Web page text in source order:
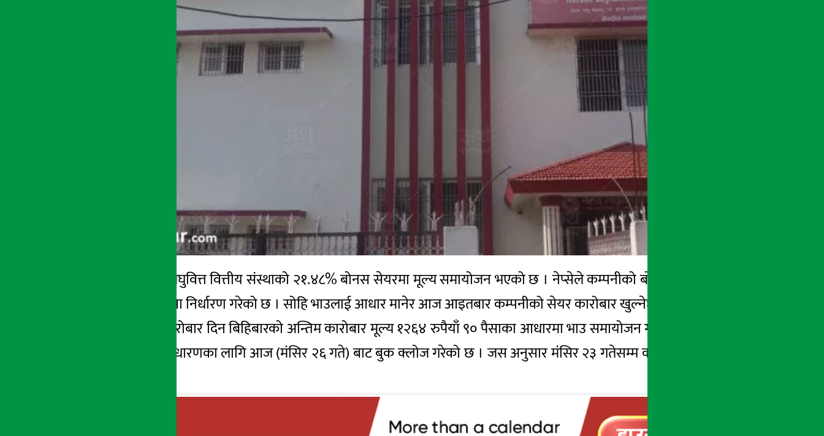
काठमाडौं । नेरुडे लघुवित्त वित्तीय संस्थाको २१.४८% बोनस सेयरमा मूल्य समायोजन भएको छ । नेप्सेले कम्पनीको बोनस समायोजनपछिको मूल्य
१०४१ रुपैयाँ १८ पैसा निर्धारण गरेको छ । सोहि भाउलाई आधार मानेर आज आइतबार कम्पनीको सेयर कारोबार खुल्नेछ ।
नेप्सेले अघिल्लो कारोबार दिन बिहिबारको अन्तिम कारोबार मूल्य १२६४ रुपैयाँ ९० पैसाका आधारमा भाउ समायोजन गरेको हो । यस कम्पनीले पुस
१० बस्ने वार्षिक साधारणका लागि आज (मंसिर २६ गते) बाट बुक क्लोज गरेको छ । जस अनुसार मंसिर २३ गतेसम्म कायम सेयरधनीले सो लाभांश